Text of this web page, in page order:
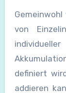
von
definiert
addieren